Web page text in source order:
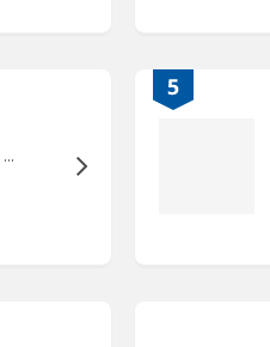
带板/玻璃门书柜, 80x30x202 厘米